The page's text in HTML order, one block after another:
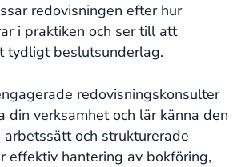
redovisningen efter hur
i praktiken och ser till att
tydligt beslutsunderlag.
redovisningskonsulter
din verksamhet och lär känna den
och strukturerade
effektiv hantering av bokföring,